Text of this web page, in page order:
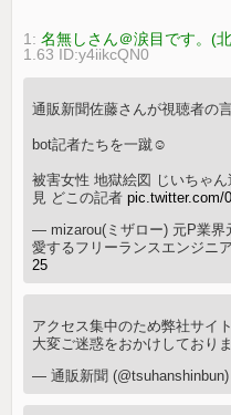
1:名無しさん＠涙目です。(
1.63 ID:y4iikcQN0
通販新聞佐藤さんが視聴者の
bot記者たちを一蹴☺️
被害女性 地獄絵図 じいちゃ
見 どこの記者pic.twitter.com/
— mizarou(ミザロー) 元P業界
愛するフリーランスエンジニ
25
アクセス集中のため弊社サイ
大変ご迷惑をおかけしておりま
— 通販新聞